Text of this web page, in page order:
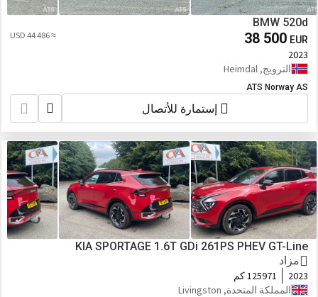
BMW 520d
38 500 EUR
≈ 44 486 USD
2023
النرويج, Heimdal
ATS Norway AS
إستمارة للأتصال
KIA SPORTAGE 1.6T GDi 261PS PHEV GT-Line
مزاد
2023
125971 كم
المملكة المتحدة, Livingston